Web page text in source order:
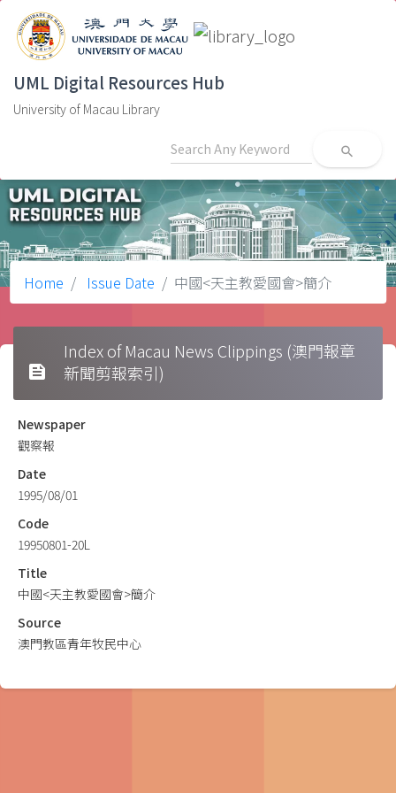
UML Digital Resources Hub
University of Macau Library
search
Home Issue Date 中國<天主教愛國會>簡介
feed
Index of Macau News Clippings (澳門報章
新聞剪報索引)
Newspaper
觀察報
Date
1995/08/01
Code
19950801-20L
Title
中國<天主教愛國會>簡介
Source
澳門教區青年牧民中心